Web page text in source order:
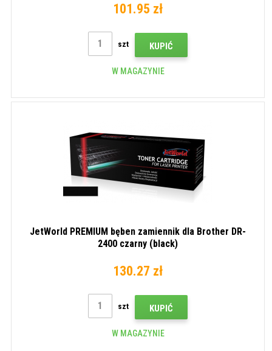
101.95 zł
szt KUPIĆ
W MAGAZYNIE
JetWorld PREMIUM bęben zamiennik dla Brother DR-
2400 czarny (black)
130.27 zł
szt KUPIĆ
W MAGAZYNIE